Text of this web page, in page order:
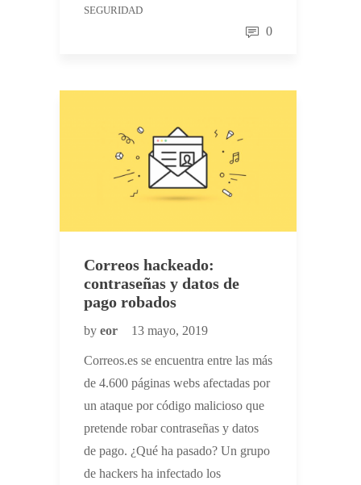
SEGURIDAD
0
Correos hackeado:
contraseñas y datos de
pago robados
by eor 13 mayo, 2019
Correos.es se encuentra entre las más
de 4.600 páginas webs afectadas por
un ataque por código malicioso que
pretende robar contraseñas y datos
de pago. ¿Qué ha pasado? Un grupo
de hackers ha infectado los